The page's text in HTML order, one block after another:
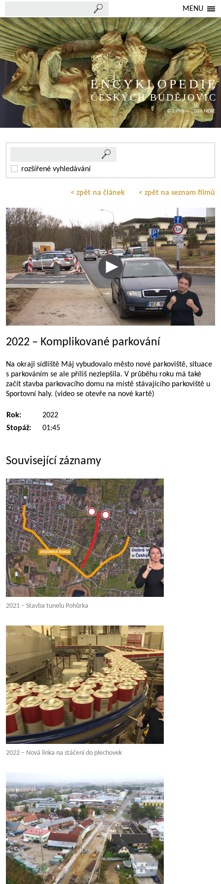
MENU
ENCYKLOPEDIE
ČESKÝCH BUDĚJOVIC
© 1998 — 2026 NEBE
rozšířené vyhledávání
< zpět na článek < zpět na seznam filmů
2022 – Komplikované parkování
Na okraji sídliště Máj vybudovalo město nové parkoviště, situace
s parkováním se ale příliš nezlepšila. V průběhu roku má také
začít stavba parkovacího domu na místě stávajícího parkoviště u
Sportovní haly. (video se otevře na nové kartě)
Rok:
2022
Stopáž:
01:45
Související záznamy
2021 – Stavba tunelu Pohůrka
2022 – Nová linka na stáčení do plechovek